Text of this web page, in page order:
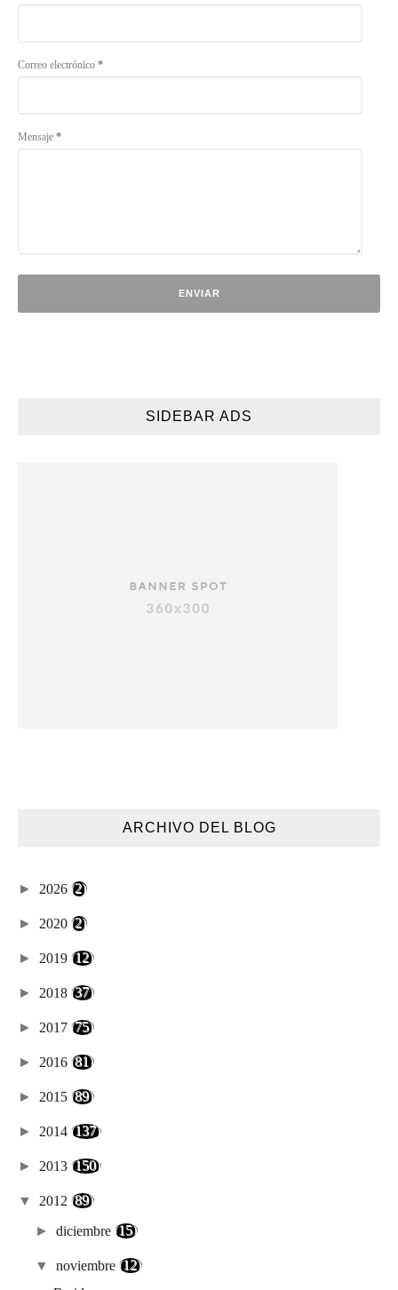
Correo electrónico *
Mensaje *
SIDEBAR ADS
ARCHIVO DEL BLOG
► 2026 (2)
► 2020 (2)
► 2019 (12)
► 2018 (37)
► 2017 (75)
► 2016 (81)
► 2015 (89)
► 2014 (137)
► 2013 (150)
▼ 2012 (89)
►diciembre (15)
▼noviembre (12)